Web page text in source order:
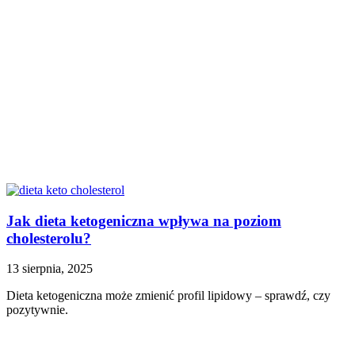
Jak dieta ketogeniczna wpływa na poziom
cholesterolu?
13 sierpnia, 2025
Dieta ketogeniczna może zmienić profil lipidowy – sprawdź, czy
pozytywnie.